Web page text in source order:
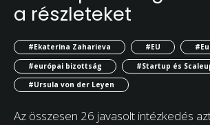
a részleteket
#Ekaterina Zaharieva #EU
#európai bizottság
#Startup és
#Ursula von der Leyen
Az összesen 26 javasolt intézkedés